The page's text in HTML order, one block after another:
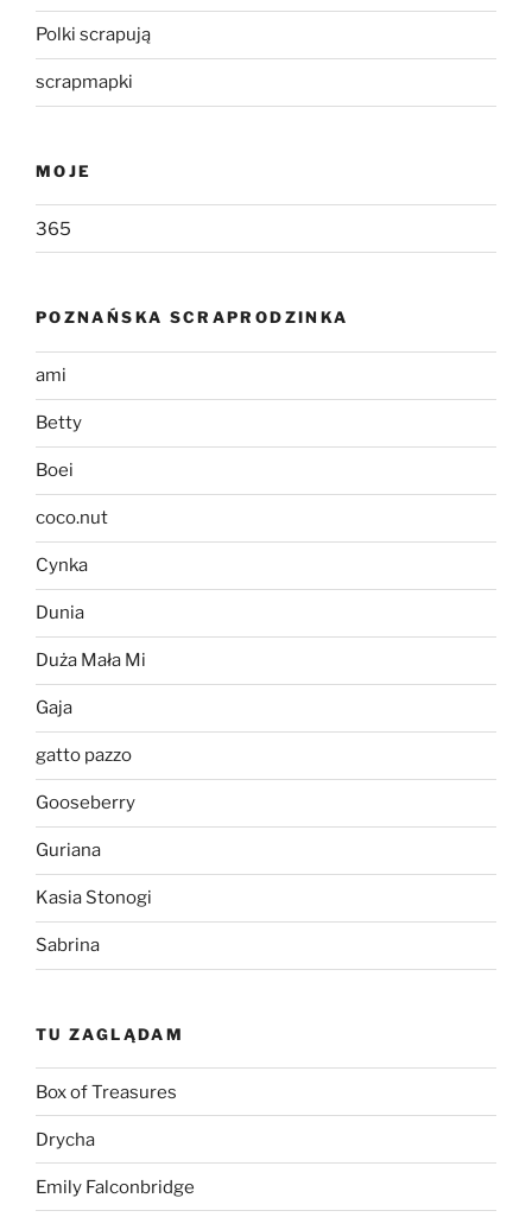
Polki scrapują
scrapmapki
MOJE
365
POZNAŃSKA SCRAPRODZINKA
ami
Betty
Boei
coco.nut
Cynka
Dunia
Duża Mała Mi
Gaja
gatto pazzo
Gooseberry
Guriana
Kasia Stonogi
Sabrina
TU ZAGLĄDAM
Box of Treasures
Drycha
Emily Falconbridge